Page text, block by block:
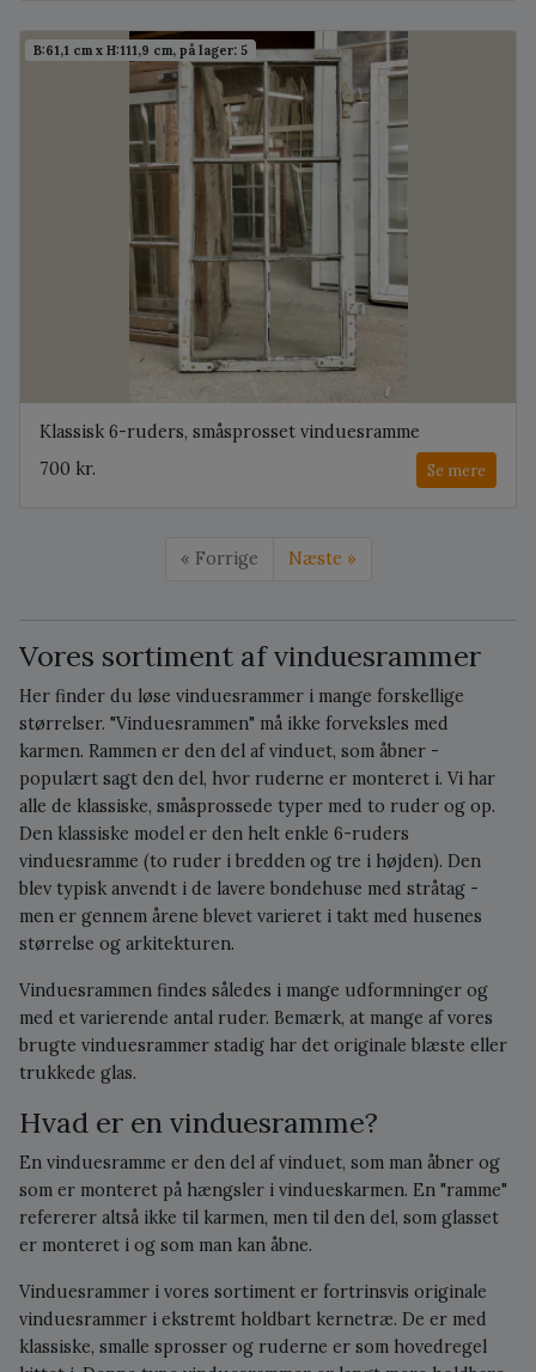
B:61,1 cm x H:111,9 cm, på lager: 5
Klassisk 6-ruders, småsprosset vinduesramme
700 kr.
Se mere
« Forrige Næste »
Vores sortiment af vinduesrammer
Her finder du løse vinduesrammer i mange forskellige
størrelser. "Vinduesrammen" må ikke forveksles med
karmen. Rammen er den del af vinduet, som åbner -
populært sagt den del, hvor ruderne er monteret i. Vi har
alle de klassiske, småsprossede typer med to ruder og op.
Den klassiske model er den helt enkle 6-ruders
vinduesramme (to ruder i bredden og tre i højden). Den
blev typisk anvendt i de lavere bondehuse med stråtag -
men er gennem årene blevet varieret i takt med husenes
størrelse og arkitekturen.
Vinduesrammen findes således i mange udformninger og
med et varierende antal ruder. Bemærk, at mange af vores
brugte vinduesrammer stadig har det originale blæste eller
trukkede glas.
Hvad er en vinduesramme?
En vinduesramme er den del af vinduet, som man åbner og
som er monteret på hængsler i vindueskarmen. En "ramme"
refererer altså ikke til karmen, men til den del, som glasset
er monteret i og som man kan åbne.
Vinduesrammer i vores sortiment er fortrinsvis originale
vinduesrammer i ekstremt holdbart kernetræ. De er med
klassiske, smalle sprosser og ruderne er som hovedregel